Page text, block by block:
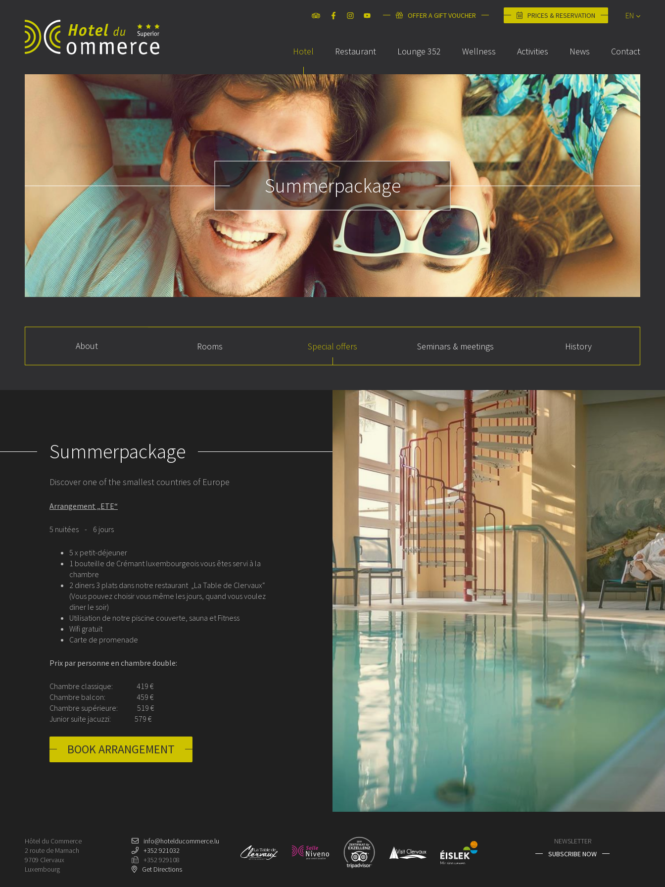
OFFER A GIFT VOUCHER PRICES & RESERVATION
EN
FR
NL
Hotel Restaurant Lounge 352 Wellness Activities News Contact
Summerpackage
About Rooms Special offers Seminars & meetings History
Summerpackage
Discover one of the smallest countries of Europe
Arrangement „ETE“
5 nuitées - 6 jours
5 x petit-déjeuner
1 bouteille de Crémant luxembourgeois vous êtes servi à la
chambre
2 diners 3 plats dans notre restaurant „La Table de Clervaux“
(Vous pouvez choisir vous même les jours, quand vous voulez
diner le soir)
Utilisation de notre piscine couverte, sauna et Fitness
Wifi gratuit
Carte de promenade
Prix par personne en chambre double:
Chambre classique: 419 €
Chambre balcon: 459 €
Chambre supérieure: 519 €
Junior suite jacuzzi: 579 €
BOOK ARRANGEMENT
Hôtel du Commerce
2 route de Marnach
9709 Clervaux
Luxembourg
info@hotelducommerce.lu
+352 921032
+352 929108
Get Directions
NEWSLETTER
SUBSCRIBE NOW